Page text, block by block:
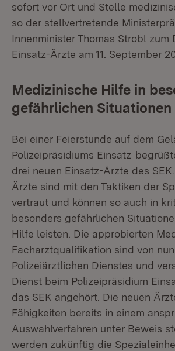
sofort vor Ort und Stelle
so der stellvertretende
Innenminister Thomas Strobl
Einsatz-Ärzte am 11. September
Medizinische Hilfe in
gefährlichen Situationen
Bei einer Feierstunde auf dem
Polizeipräsidiums Einsatz (Öffnet
drei neuen Einsatz-Ärzte des
Ärzte sind mit den Taktiken der
vertraut und können so auch in
besonders gefährlichen
Hilfe leisten. Die approbierten
Facharztqualifikation sind von
Polizeiärztlichen Dienstes und
Dienst beim Polizeipräsidium
das SEK angehört. Die neuen
Fähigkeiten bereits in einem
Auswahlverfahren unter Beweis
werden zukünftig die